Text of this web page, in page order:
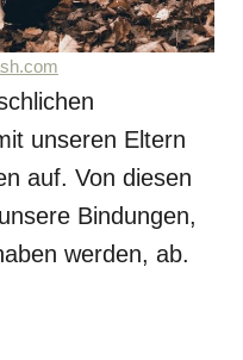
unseren Eltern
auf. Von diesen
Bindungen,
werden, ab.